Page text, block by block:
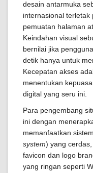
desain antarmuka
internasional terletak
pemuatan halaman
Keindahan visual
bernilai jika
detik hanya untuk
Kecepatan akses
menentukan
digital yang seru ini.
Para pengembang
ini dengan
memanfaatkan
system) yang
favicon dan logo
yang ringan seperti